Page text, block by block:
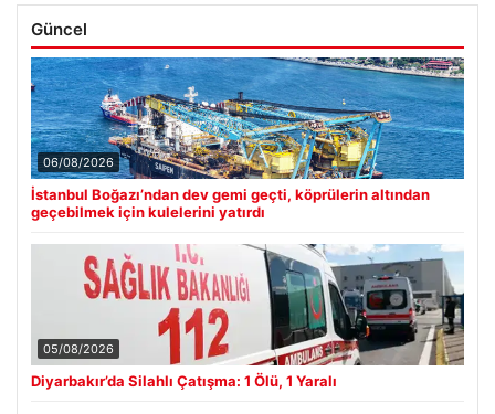
Güncel
06/08/2026
İstanbul Boğazı’ndan dev gemi geçti, köprülerin altından
geçebilmek için kulelerini yatırdı
05/08/2026
Diyarbakır’da Silahlı Çatışma: 1 Ölü, 1 Yaralı